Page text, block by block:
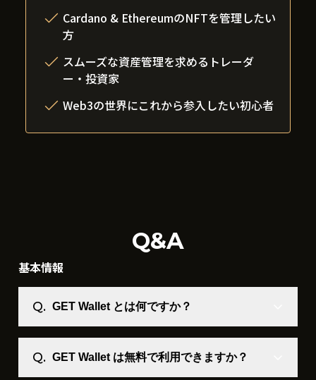
Cardano & EthereumのNFTを管理したい
方
スムーズな資産管理を求めるトレーダ
ー・投資家
Web3の世界にこれから参入したい初心者
Q&A
基本情報
GET Wallet とは何ですか？
GET Wallet は無料で利用できますか？